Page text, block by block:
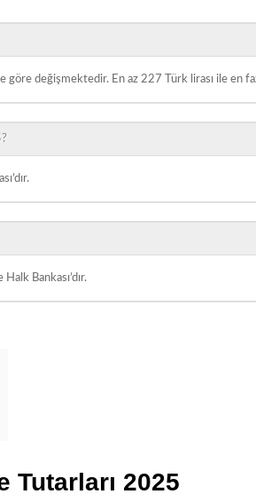
göre değişmektedir. En az 227 Türk lirası ile en
Bankası’dır.
Tutarları 2025